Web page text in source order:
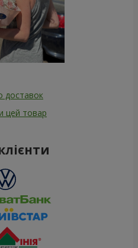
доставок
цей товар